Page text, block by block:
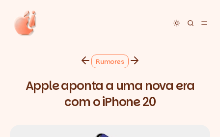
Toggle
Rumores
Apple aponta a uma nova era
com o iPhone 20